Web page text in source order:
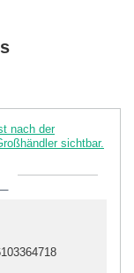
nach der
sichtbar.